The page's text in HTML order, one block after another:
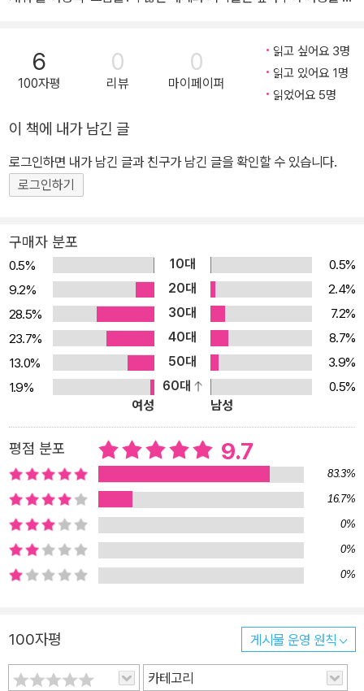
보는 의미와 이유가 다르기에, 정작 ‘여행’의 정답을 말하는 이는 없습
니다. 다만 여행을 앞두고, 혹은 여행을 떠올리며 갖게 되는 ‘감정의
궤’가 존재함에는 이견이 없어 보입니다. 여행이 전하는 ‘설렘’과 ‘즐
여행책 브랜드 이지앤북스EASY&BOOKS의 <트립풀 Tripful>은
여행의 정답이 아닌, ‘여행의 즐거움’을 발견할 수 있는 다양한 방법들
을 제시합니다. 저마다 여행의 방식은 다르지만, 그 곳에서 보고, 듣
고, 느낀 ‘즐거움 가득한’ 여행의 장면들을 함께 나누고자 합니다. * T
p)에 ,‘~이 가득한’이란 뜻의 접미사 풀(-ful)을 붙여 만든 합성어입
니다. ◇ <트립풀>만의 큐레이션, 기존 여행 가이드북이 보인 방식
을 탈피 단순히 보고, 먹고, 자는 소개가 주인 기존 가이드북의 형식을
벗었습니다. ‘무엇을’ 보다는, ‘어떻게’와 ‘왜’에 집중했습니다. 실제
여행자들의 시선으로 바라보고, 그곳의 매력을 다양하게 해석하고 느
끼는 현재의 여행 트렌드와 발맞추었습니다.다릅니다. 단순한 명소
방문이 아닌 해당 스폿을 즐기는 방법과 그 속에 숨겨진 이야기를, 줄
서서 먹을 만큼 유명한 식당에서 ‘왜’ 먹어야 하는지를, 단순 유행 아
이템 쇼핑이 아닌 현지인들의 라이프 스타일을 엿볼 수 있는 그들만
의 숍을 함께 소개합니다.사진과 텍스트의 지루하고 반복적인 나열보
다는 각각의 매력과 장점을 드러낼 수 있는 텍스트 편집과 디자인 레
이아웃, 이미지 등 <트립풀>만의 큐레이션을 통해 여행자와 여행지
에 더욱 집중, 여행의 깊이를 한껏 더합니다. ◇ 현지인처럼 가볍게,
트렌디한 여행책 <트립풀>은 가볍고 얇으면서도 감각적인 디자인의
여행책입니다. 130 페이지 내외의 콤팩트한 분량은 어디든 가볍게 들
고 여행할 수 있게 합니다. 표지는 여행지의 일상에서 포착할 수 있는
이방인처럼 여행하는 것이 아닌, 현지인처럼, 현지인의 삶을 체험하
고 돌아오는 여행을 즐길 수 있도록 <트립풀>이 안내합니다. <Tripf
ul 파리> 소개 파리의 진정한 매력을 느끼는 시간! <트립풀 파리>가
6
100자평
0
리뷰
0
마이페이퍼
읽고 싶어요 3명
읽고 있어요 1명
읽었어요 5명
이 책에 내가 남긴 글
로그인하면 내가 남긴 글과 친구가 남긴 글을 확인할 수 있습니다.
로그인하기
구매자 분포
0.5% 10대
0.5%
9.2%
20대
2.4%
28.5%
30대
7.2%
23.7%
40대
8.7%
13.0%
50대
3.9%
1.9%
60대
0.5%
여성
남성
평점 분포 9.7
83.3%
16.7%
0%
0%
0%
100자평 게시물 운영 원칙
카테고리